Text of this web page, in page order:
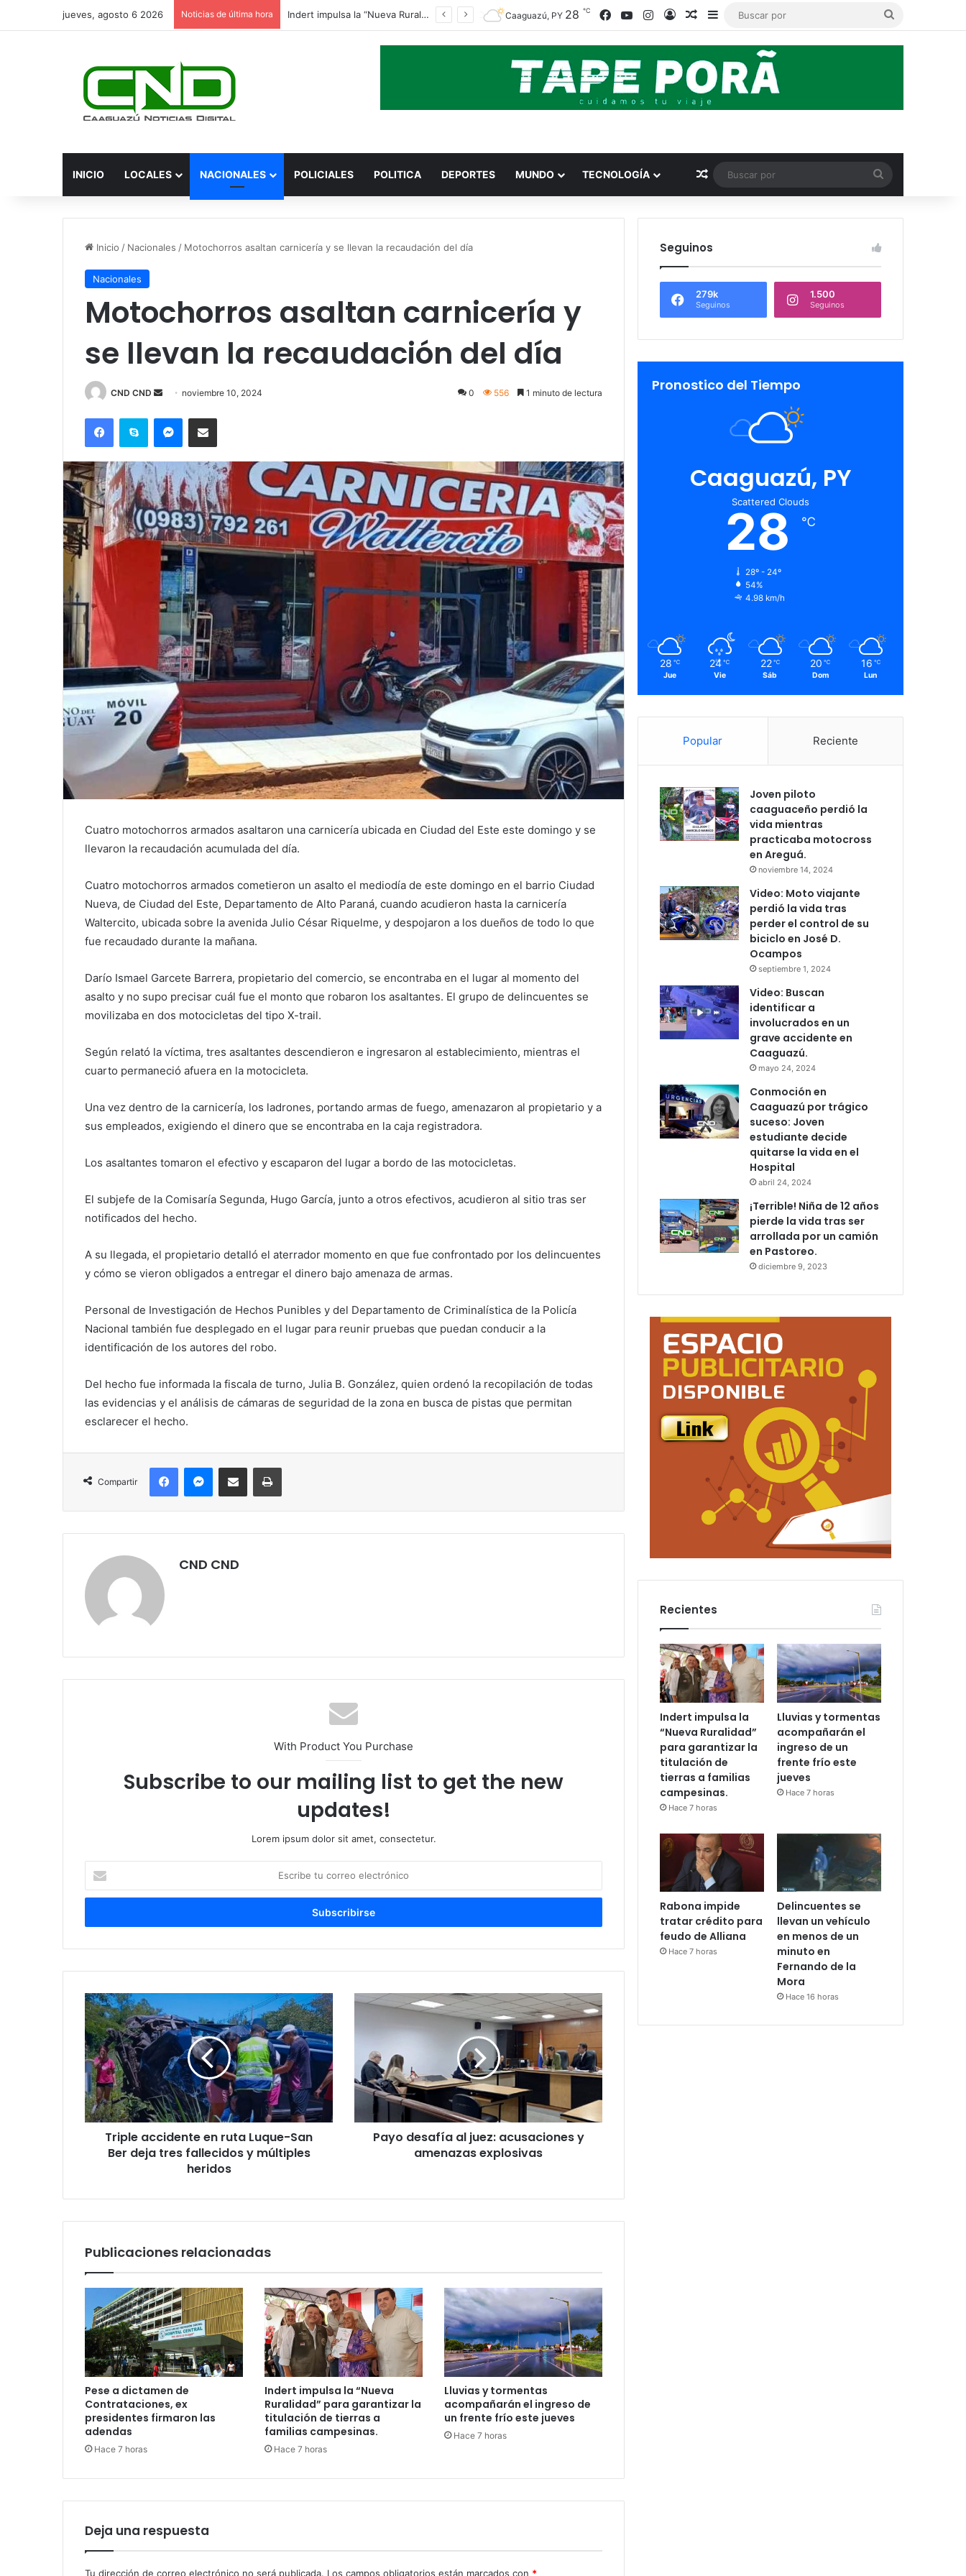
jueves, agosto 6 2026 Noticias de última hora Indert impulsa la “Nueva Ruralidad” para garantizar la titulación de tierras a familias campesinas. Caaguazú, PY 28 ℃ Facebook
YouTubeInstagram
AccesoPublicación al azar
Barra lateral
INICIO LOCALES NACIONALES POLICIALES POLITICA DEPORTES MUNDO TECNOLOGÍA Publicación al azar
por
Inicio / Nacionales / Motochorros asaltan carnicería y se llevan la recaudación del día
Nacionales
Motochorros asaltan carnicería y
se llevan la recaudación del día
CND CND
Send
email
noviembre 10, 2024 0 556 1 minuto de lectura
FacebookSkype MessengerCompartir por correo electrónico
Cuatro motochorros armados asaltaron una carnicería ubicada en Ciudad del Este este domingo y se
llevaron la recaudación acumulada del día.
Cuatro motochorros armados cometieron un asalto el mediodía de este domingo en el barrio Ciudad
Nueva, de Ciudad del Este, Departamento de Alto Paraná, cuando acudieron hasta la carnicería
Waltercito, ubicada sobre la avenida Julio César Riquelme, y despojaron a los dueños de todo lo que
fue recaudado durante la mañana.
Darío Ismael Garcete Barrera, propietario del comercio, se encontraba en el lugar al momento del
asalto y no supo precisar cuál fue el monto que robaron los asaltantes. El grupo de delincuentes se
movilizaba en dos motocicletas del tipo X-trail.
Según relató la víctima, tres asaltantes descendieron e ingresaron al establecimiento, mientras el
cuarto permaneció afuera en la motocicleta.
Una vez dentro de la carnicería, los ladrones, portando armas de fuego, amenazaron al propietario y a
sus empleados, exigiendo el dinero que se encontraba en la caja registradora.
Los asaltantes tomaron el efectivo y escaparon del lugar a bordo de las motocicletas.
El subjefe de la Comisaría Segunda, Hugo García, junto a otros efectivos, acudieron al sitio tras ser
notificados del hecho.
A su llegada, el propietario detalló el aterrador momento en que fue confrontado por los delincuentes
y cómo se vieron obligados a entregar el dinero bajo amenaza de armas.
Personal de Investigación de Hechos Punibles y del Departamento de Criminalística de la Policía
Nacional también fue desplegado en el lugar para reunir pruebas que puedan conducir a la
identificación de los autores del robo.
Del hecho fue informada la fiscala de turno, Julia B. González, quien ordenó la recopilación de todas
las evidencias y el análisis de cámaras de seguridad de la zona en busca de pistas que permitan
esclarecer el hecho.
Compartir
FacebookMessengerCompartir por correo electrónicoImprimir
CND CND
With Product You Purchase
Subscribe to our mailing list to get the new
updates!
Lorem ipsum dolor sit amet, consectetur.
correo
Triple accidente en ruta Luque-San
Ber deja tres fallecidos y múltiples
heridos
Payo desafía al juez: acusaciones y
amenazas explosivas
Publicaciones relacionadas
Pese a dictamen de
Contrataciones, ex
presidentes firmaron las
adendas
Hace 7 horas
Indert impulsa la “Nueva
Ruralidad” para garantizar la
titulación de tierras a
familias campesinas.
Hace 7 horas
Lluvias y tormentas
acompañarán el ingreso de
un frente frío este jueves
Hace 7 horas
Deja una respuesta
Tu dirección de correo electrónico no será publicada. Los campos obligatorios están marcados con *
Seguinos
279k
Seguinos
1.500
Seguinos
Pronostico del Tiempo
Caaguazú, PY
Scattered Clouds
28 ℃
28º - 24º
54%
4.98 km/h
28 ℃
Jue
24 ℃
Vie
22 ℃
Sáb
20 ℃
Dom
16 ℃
Lun
Popular Reciente
Joven piloto
caaguaceño perdió la
vida mientras
practicaba motocross
en Areguá.
noviembre 14, 2024
Video: Moto viajante
perdió la vida tras
perder el control de su
biciclo en José D.
Ocampos
septiembre 1, 2024
Video: Buscan
identificar a
involucrados en un
grave accidente en
Caaguazú.
mayo 24, 2024
Conmoción en
Caaguazú por trágico
suceso: Joven
estudiante decide
quitarse la vida en el
Hospital
abril 24, 2024
¡Terrible! Niña de 12 años
pierde la vida tras ser
arrollada por un camión
en Pastoreo.
diciembre 9, 2023
Recientes
Indert impulsa la
“Nueva Ruralidad”
para garantizar la
titulación de
tierras a familias
campesinas.
Hace 7 horas
Lluvias y tormentas
acompañarán el
ingreso de un
frente frío este
jueves
Hace 7 horas
Rabona impide
tratar crédito para
feudo de Alliana
Hace 7 horas
Delincuentes se
llevan un vehículo
en menos de un
minuto en
Fernando de la
Mora
Hace 16 horas